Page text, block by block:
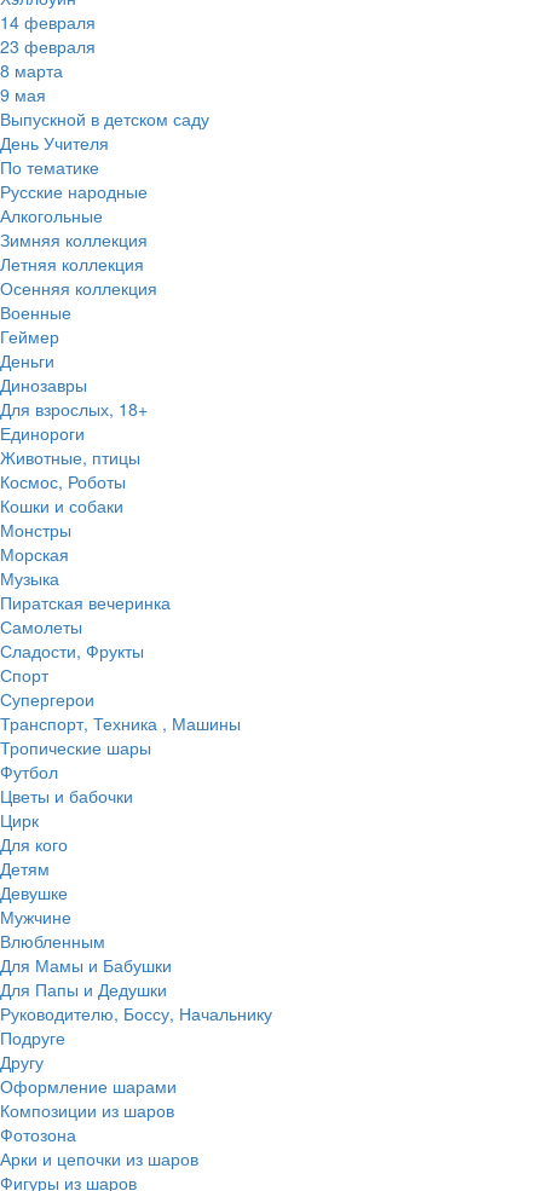
14 февраля
23 февраля
8 марта
9 мая
Выпускной в детском саду
День Учителя
По тематике
Русские народные
Алкогольные
Зимняя коллекция
Летняя коллекция
Осенняя коллекция
Военные
Геймер
Деньги
Динозавры
Для взрослых, 18+
Единороги
Животные, птицы
Космос, Роботы
Кошки и собаки
Монстры
Морская
Музыка
Пиратская вечеринка
Самолеты
Сладости, Фрукты
Спорт
Супергерои
Транспорт, Техника , Машины
Тропические шары
Футбол
Цветы и бабочки
Цирк
Для кого
Детям
Девушке
Мужчине
Влюбленным
Для Мамы и Бабушки
Для Папы и Дедушки
Руководителю, Боссу, Начальнику
Подруге
Другу
Оформление шарами
Композиции из шаров
Фотозона
Арки и цепочки из шаров
Фигуры из шаров